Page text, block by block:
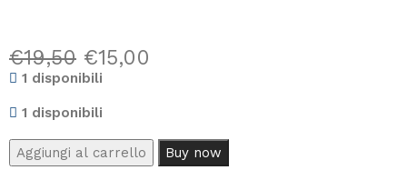
€19,50 €15,00
1 disponibili
1 disponibili
Aggiungi al carrello Buy now